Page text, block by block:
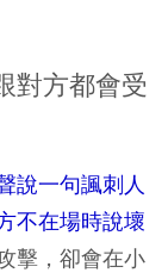
對方都會受
說一句諷刺人
不在場時說壞
擊，卻會在小